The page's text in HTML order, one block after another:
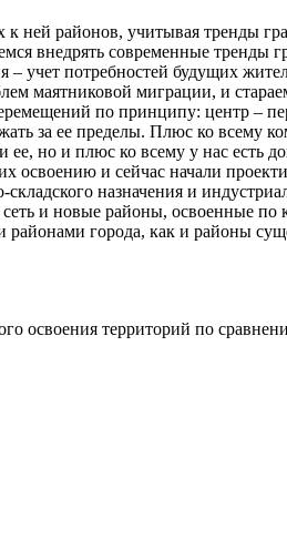
районов, учитывая тренды
внедрять современные
учет потребностей будущих
маятниковой миграции, и
по принципу: центр –
за ее пределы. Плюс ко всему
но и плюс ко всему у нас
и сейчас начали
назначения и
и новые районы, освоенные по
города, как и районы
освоения территорий по